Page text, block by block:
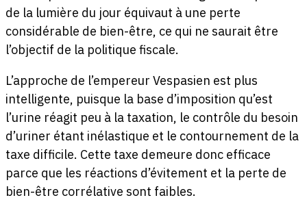
de la lumière du jour équivaut à une perte
considérable de bien-être, ce qui ne saurait être
l’objectif de la politique fiscale.
L’approche de l’empereur Vespasien est plus
intelligente, puisque la base d’imposition qu’est
l’urine réagit peu à la taxation, le contrôle du besoin
d’uriner étant inélastique et le contournement de la
taxe difficile. Cette taxe demeure donc efficace
parce que les réactions d’évitement et la perte de
bien-être corrélative sont faibles.